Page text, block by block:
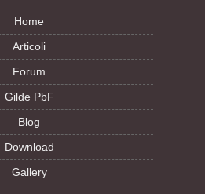
Home
Articoli
Forum
Gilde PbF
Blog
Download
Gallery